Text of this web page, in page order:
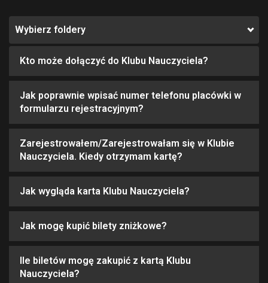
Wybierz foldery
Kto może dołączyć do Klubu Nauczyciela?
Jak poprawnie wpisać numer telefonu placówki w
formularzu rejestracyjnym?
Zarejestrowałem/Zarejestrowałam się w Klubie
Nauczyciela. Kiedy otrzymam kartę?
Jak wygląda karta Klubu Nauczyciela?
Jak mogę kupić bilety zniżkowe?
Ile biletów mogę zakupić z kartą Klubu
Nauczyciela?